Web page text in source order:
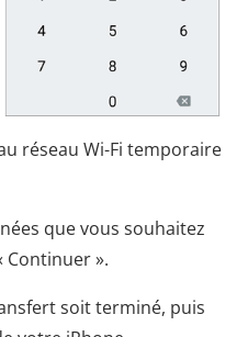
réseau Wi-Fi temporaire
que vous souhaitez
».
soit terminé, puis